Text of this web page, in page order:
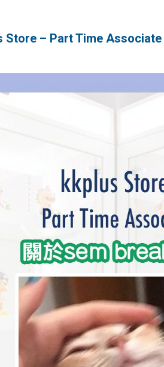
Store – Part Time Associate